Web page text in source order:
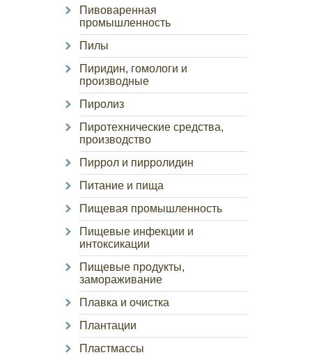
Пивоваренная
промышленность
Пилы
Пиридин, гомологи и
производные
Пиролиз
Пиротехнические средства,
производство
Пиррол и пирролидин
Питание и пища
Пищевая промышленность
Пищевые инфекции и
интоксикации
Пищевые продукты,
замораживание
Плавка и очистка
Плантации
Пластмассы